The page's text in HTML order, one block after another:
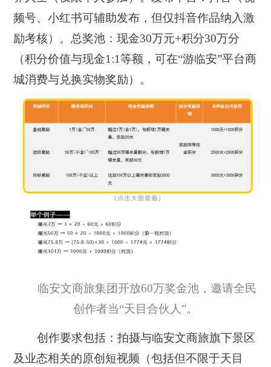
频号、小红书可辅助发布，但仅抖音作品纳入激
励考核）。总奖池：现金30万元+积分30万分
（积分价值与现金1:1等额，可在“游临安”平台商
城消费与兑换实物奖励）。
临安文商旅集团开放60万奖金池，邀请全民
创作者当“天目合伙人”。
创作要求包括：拍摄与临安文商旅旗下景区
及业态相关的原创短视频（包括但不限于天目